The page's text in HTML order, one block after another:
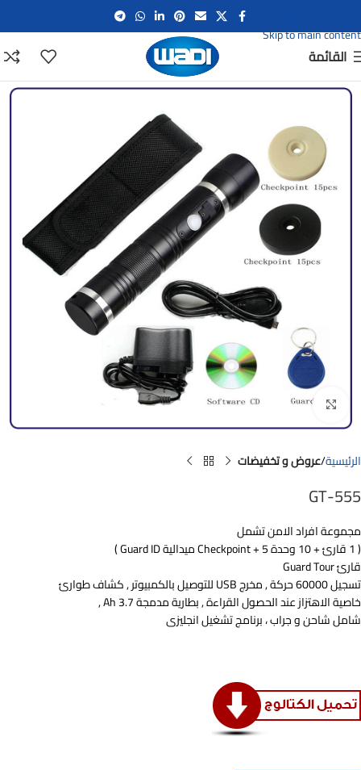
Skip to main content
القائمة
Click to enlarge
الرئيسية عروض و تخفيضات
GT-555
مجموعة افراد الامن تشمل
( 1 قارئ + 10 وحدة Checkpoint + 5 ميدالية Guard ID )
قارئ Guard Tour
تسجيل 60000 حركة , مخرج USB للتوصيل بالكمبيوتر , كشاف طوارئ
خاصية الاهتزاز عند الحصول القراءة , بطارية مدمجة 3.7 Ah ,
شامل شاحن و جراب ، برنامج تشغيل انجليزى